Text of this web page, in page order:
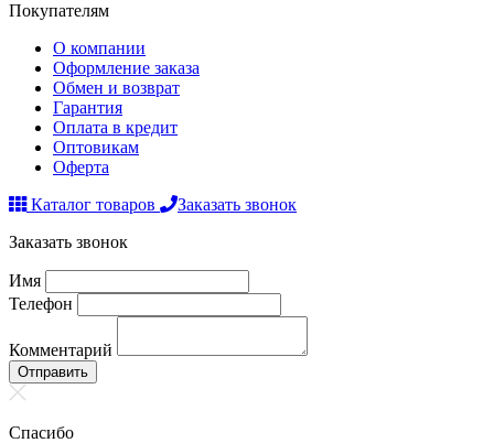
Покупателям
О компании
Оформление заказа
Обмен и возврат
Гарантия
Оплата в кредит
Оптовикам
Оферта
Каталог товаров
Заказать звонок
Заказать звонок
Имя
Телефон
Комментарий
Отправить
Спасибо